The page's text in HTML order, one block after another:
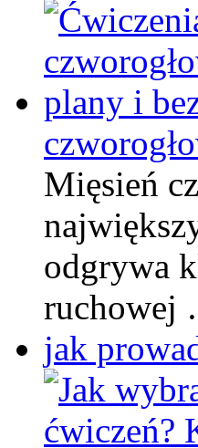
Mięsień
odgrywa
ruchowej
jak